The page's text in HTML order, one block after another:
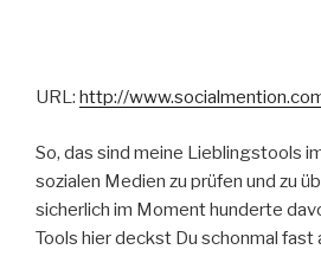
URL: http://
So, das sind meine Lieblingstools
sozialen Medien zu prüfen und zu
sicherlich im Moment hunderte
Tools hier deckst Du schonmal fast